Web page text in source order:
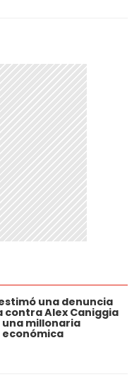
una denuncia
contra Alex Caniggia
millonaria